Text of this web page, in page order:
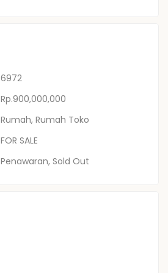
6972
Rp.900,000,000
Rumah, Rumah Toko
FOR SALE
Penawaran, Sold Out